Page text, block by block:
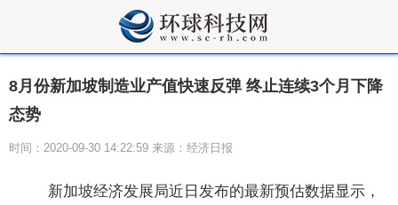
8月份新加坡制造业产值快速反弹 终止连续3个月下降
态势
时间：2020-09-30 14:22:59 来源：经济日报
新加坡经济发展局近日发布的最新预估数据显示，